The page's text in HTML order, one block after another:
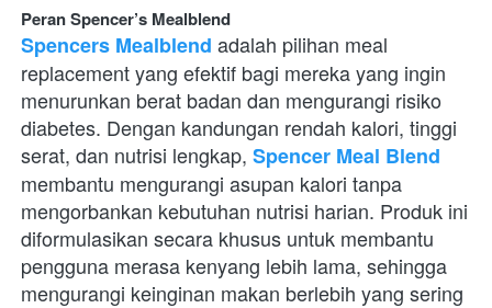
Peran Spencer’s Mealblend
Spencers Mealblend adalah pilihan meal
replacement yang efektif bagi mereka yang ingin
menurunkan berat badan dan mengurangi risiko
diabetes. Dengan kandungan rendah kalori, tinggi
serat, dan nutrisi lengkap, Spencer Meal Blend
membantu mengurangi asupan kalori tanpa
mengorbankan kebutuhan nutrisi harian. Produk ini
diformulasikan secara khusus untuk membantu
pengguna merasa kenyang lebih lama, sehingga
mengurangi keinginan makan berlebih yang sering